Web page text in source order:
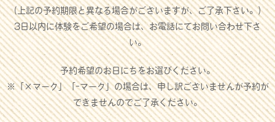
（上記の予約期限と異なる場合がございますが、ご了承下さい。）
3日以内に体験をご希望の場合は、お電話にてお問い合わせ下さ
い。
予約希望のお日にちをお選びください。
※「×マーク」「-マーク」の場合は、申し訳ございませんが予約が
できませんのでご了承ください。